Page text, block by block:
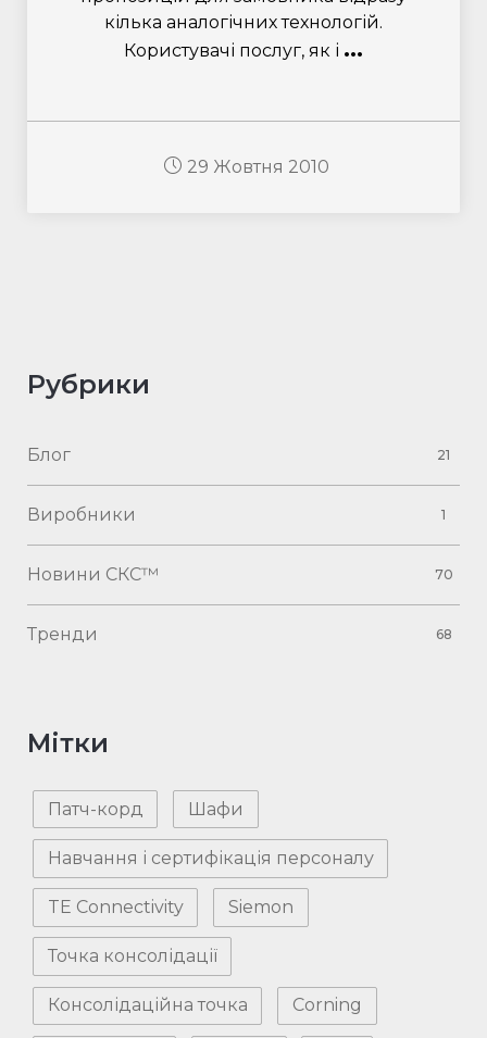
кілька аналогічних технологій.
Користувачі послуг, як і ...
29 Жовтня 2010
Рубрики
Блог 21
Виробники 1
Новини СКС™ 70
Тренди 68
Мітки
Патч-корд Шафи
Навчання і сертифікація персоналу
TE Connectivity Siemon
Точка консолідації
Консолідаційна точка Corning